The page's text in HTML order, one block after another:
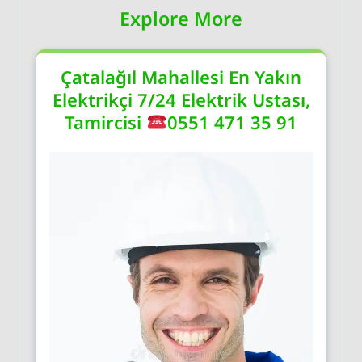
Explore More
Çatalağıl Mahallesi En Yakın
Elektrikçi 7/24 Elektrik Ustası,
Tamircisi
0551 471 35 91